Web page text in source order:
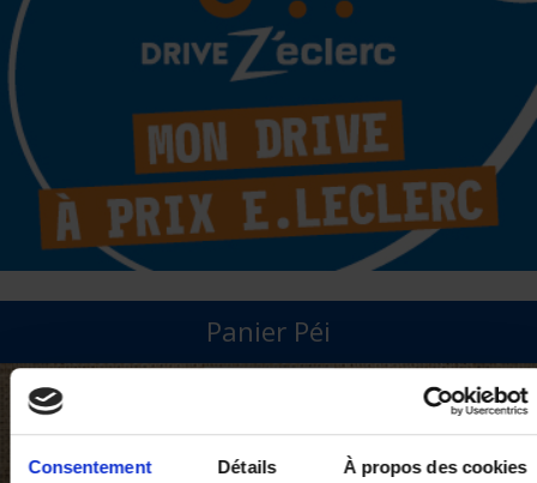
Consentement Détails À propos des cookies
Panier Péi